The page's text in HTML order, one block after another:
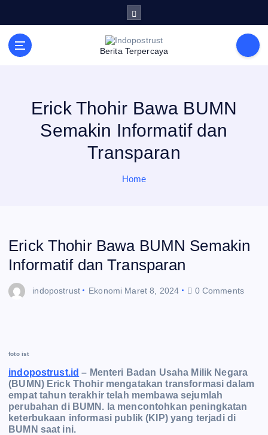
i
Berita Terpercaya
Erick Thohir Bawa BUMN
Semakin Informatif dan
Transparan
Home
Erick Thohir Bawa BUMN Semakin
Informatif dan Transparan
indopostrust Ekonomi Maret 8, 2024 0 Comments
foto ist
indopostrust.id – Menteri Badan Usaha Milik Negara
(BUMN) Erick Thohir mengatakan transformasi dalam
empat tahun terakhir telah membawa sejumlah
perubahan di BUMN. Ia mencontohkan peningkatan
keterbukaan informasi publik (KIP) yang terjadi di
BUMN saat ini.